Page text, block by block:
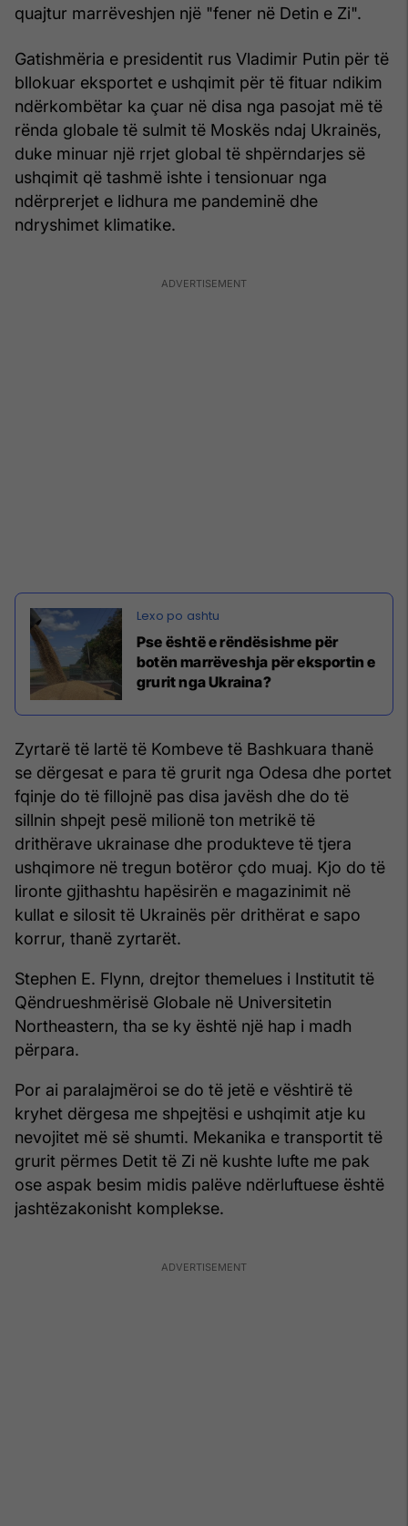
quajtur marrëveshjen një "fener në Detin e Zi".
Gatishmëria e presidentit rus Vladimir Putin për të
bllokuar eksportet e ushqimit për të fituar ndikim
ndërkombëtar ka çuar në disa nga pasojat më të
rënda globale të sulmit të Moskës ndaj Ukrainës,
duke minuar një rrjet global të shpërndarjes së
ushqimit që tashmë ishte i tensionuar nga
ndërprerjet e lidhura me pandeminë dhe
ndryshimet klimatike.
Pse është e rëndësishme për
botën marrëveshja për eksportin e
grurit nga Ukraina?
Zyrtarë të lartë të Kombeve të Bashkuara thanë
se dërgesat e para të grurit nga Odesa dhe portet
fqinje do të fillojnë pas disa javësh dhe do të
sillnin shpejt pesë milionë ton metrikë të
drithërave ukrainase dhe produkteve të tjera
ushqimore në tregun botëror çdo muaj. Kjo do të
lironte gjithashtu hapësirën e magazinimit në
kullat e silosit të Ukrainës për drithërat e sapo
korrur, thanë zyrtarët.
Stephen E. Flynn, drejtor themelues i Institutit të
Qëndrueshmërisë Globale në Universitetin
Northeastern, tha se ky është një hap i madh
përpara.
Por ai paralajmëroi se do të jetë e vështirë të
kryhet dërgesa me shpejtësi e ushqimit atje ku
nevojitet më së shumti. Mekanika e transportit të
grurit përmes Detit të Zi në kushte lufte me pak
ose aspak besim midis palëve ndërluftuese është
jashtëzakonisht komplekse.